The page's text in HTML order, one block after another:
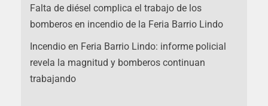
Falta de diésel complica el trabajo de los
bomberos en incendio de la Feria Barrio Lindo
Incendio en Feria Barrio Lindo: informe policial
revela la magnitud y bomberos continuan
trabajando